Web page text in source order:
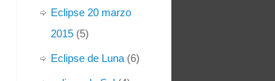
Eclipse 20 marzo
2015 (5)
Eclipse de Luna (6)